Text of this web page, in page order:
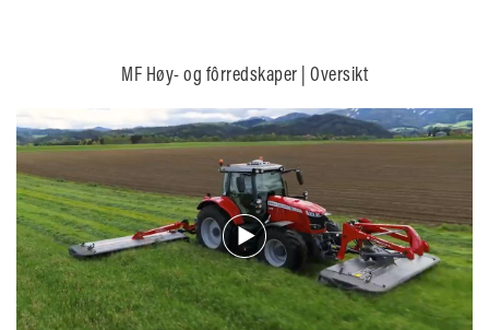
MF Høy- og fôrredskaper | Oversikt